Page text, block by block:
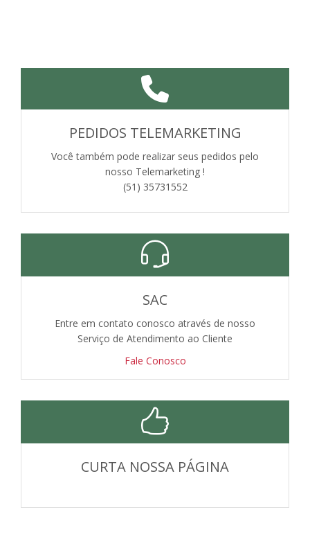
PEDIDOS TELEMARKETING
Você também pode realizar seus pedidos pelo
nosso Telemarketing !
(51) 35731552
SAC
Entre em contato conosco através de nosso
Serviço de Atendimento ao Cliente
Fale Conosco
CURTA NOSSA PÁGINA